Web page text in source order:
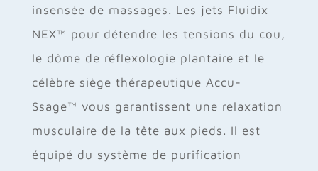
insensée de massages. Les jets Fluidix
NEX™ pour détendre les tensions du cou,
le dôme de réflexologie plantaire et le
célèbre siège thérapeutique Accu-
Ssage™ vous garantissent une relaxation
musculaire de la tête aux pieds. Il est
équipé du système de purification